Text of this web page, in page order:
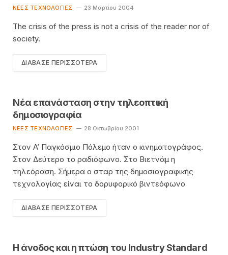
ΝΈΕΣ ΤΕΧΝΟΛΟΓΊΕΣ 23 Μαρτίου 2004
The crisis of the press is not a crisis of the reader nor of
society.
ΔΙΆΒΑΣΕ ΠΕΡΙΣΣΌΤΕΡΑ
Νέα επανάσταση στην τηλεοπτική
δημοσιογραφία
ΝΈΕΣ ΤΕΧΝΟΛΟΓΊΕΣ 28 Οκτωβρίου 2001
Στον A’ Παγκόσμιο Πόλεμο ήταν ο κινηματογράφος.
Στον Δεύτερο το ραδιόφωνο. Στο Bιετνάμ η
τηλεόραση. Σήμερα ο σταρ της δημοσιογραφικής
τεχνολογίας είναι το δορυφορικό βιντεόφωνο
ΔΙΆΒΑΣΕ ΠΕΡΙΣΣΌΤΕΡΑ
Η άνοδος και η πτώση του Industry Standard